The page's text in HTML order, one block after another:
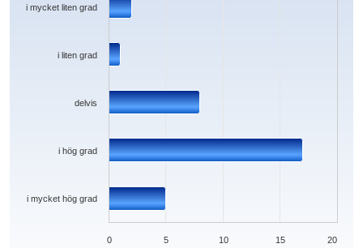
i mycket hög grad
i hög grad
delvis
i liten grad
i mycket liten grad
0 10
5 15 20